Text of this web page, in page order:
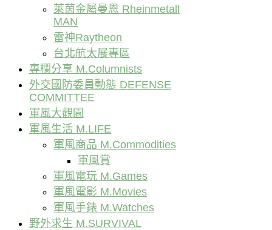
萊茵金屬曼恩 Rheinmetall
MAN
雷神Raytheon
台北航太展專區
專欄分享 M.Columnists
外交國防委員動態 DEFENSE
COMMITTEE
軍風大觀園
軍風生活 M.LIFE
軍風商品 M.Commodities
軍風賞
軍風電玩 M.Games
軍風電影 M.Movies
軍風手錶 M.Watches
野外求生 M.SURVIVAL